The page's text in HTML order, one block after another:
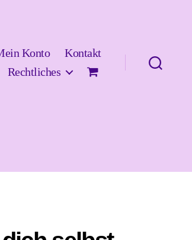
Konto
Kontakt
Rechtliches